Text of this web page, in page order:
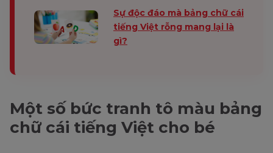
Sự độc đáo mà bảng chữ cái
tiếng Việt rỗng mang lại là
gì?
Một số bức tranh tô màu bảng
chữ cái tiếng Việt cho bé